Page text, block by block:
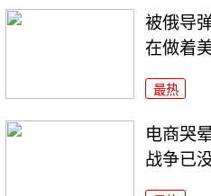
被俄导
在做着
最热
电商哭
战争已